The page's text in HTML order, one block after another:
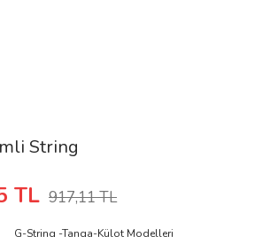
String
TL 917,11 TL
G-String -Tanga-Külot Modelleri